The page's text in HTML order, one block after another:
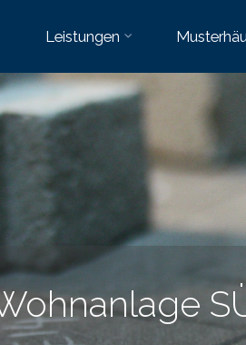
Leistungen